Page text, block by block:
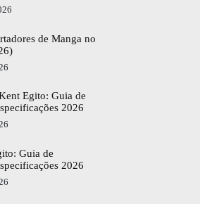
de Manga no
Egito: Guia de
2026
Guia de
2026